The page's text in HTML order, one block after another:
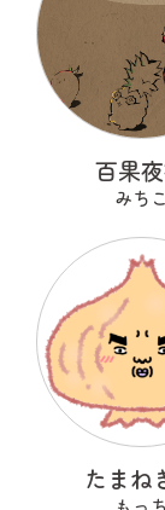
百果
みちこ
たまね